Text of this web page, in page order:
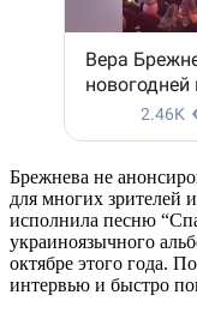
Брежнева не
для многих зрителей
исполнила песню
украиноязычного
октябре этого года.
интервью и быстро